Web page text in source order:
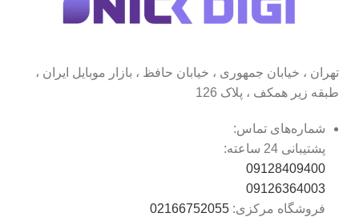
تهران ، خیابان جمهوری ، خیابان حافظ ، بازار موبایل ایران ،
طبقه زیر همکف ، پلاک 126
شماره‌های تماس:
پشتیبانی 24 ساعته:
09128409400
09126364003
فروشگاه مرکزی: 02166752055